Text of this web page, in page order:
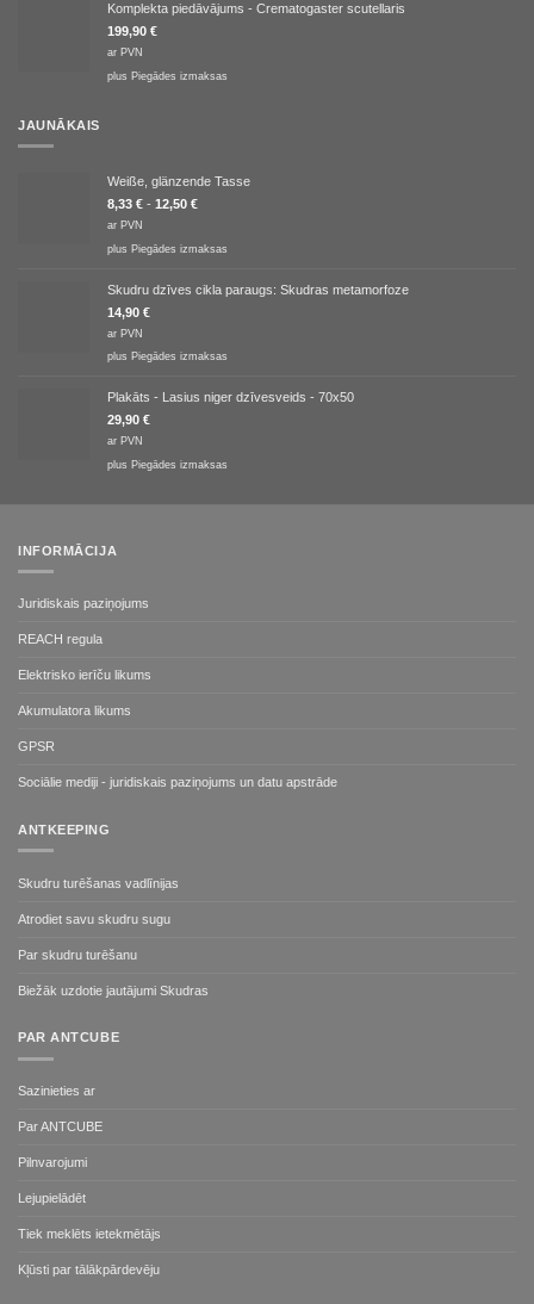
Komplekta piedāvājums - Crematogaster scutellaris
199,90 €
ar PVN
plus Piegādes izmaksas
JAUNĀKAIS
Weiße, glänzende Tasse
8,33 € - 12,50 €
ar PVN
plus Piegādes izmaksas
Skudru dzīves cikla paraugs: Skudras metamorfoze
14,90 €
ar PVN
plus Piegādes izmaksas
Plakāts - Lasius niger dzīvesveids - 70x50
29,90 €
ar PVN
plus Piegādes izmaksas
INFORMĀCIJA
Juridiskais paziņojums
REACH regula
Elektrisko ierīču likums
Akumulatora likums
GPSR
Sociālie mediji - juridiskais paziņojums un datu apstrāde
ANTKEEPING
Skudru turēšanas vadlīnijas
Atrodiet savu skudru sugu
Par skudru turēšanu
Biežāk uzdotie jautājumi Skudras
PAR ANTCUBE
Sazinieties ar
Par ANTCUBE
Pilnvarojumi
Lejupielādēt
Tiek meklēts ietekmētājs
Kļūsti par tālākpārdevēju